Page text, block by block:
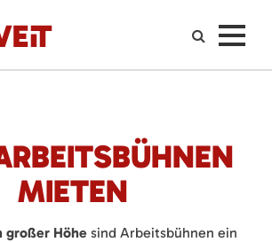
MIETEN
großer Höhesind Arbeitsbühnen ein